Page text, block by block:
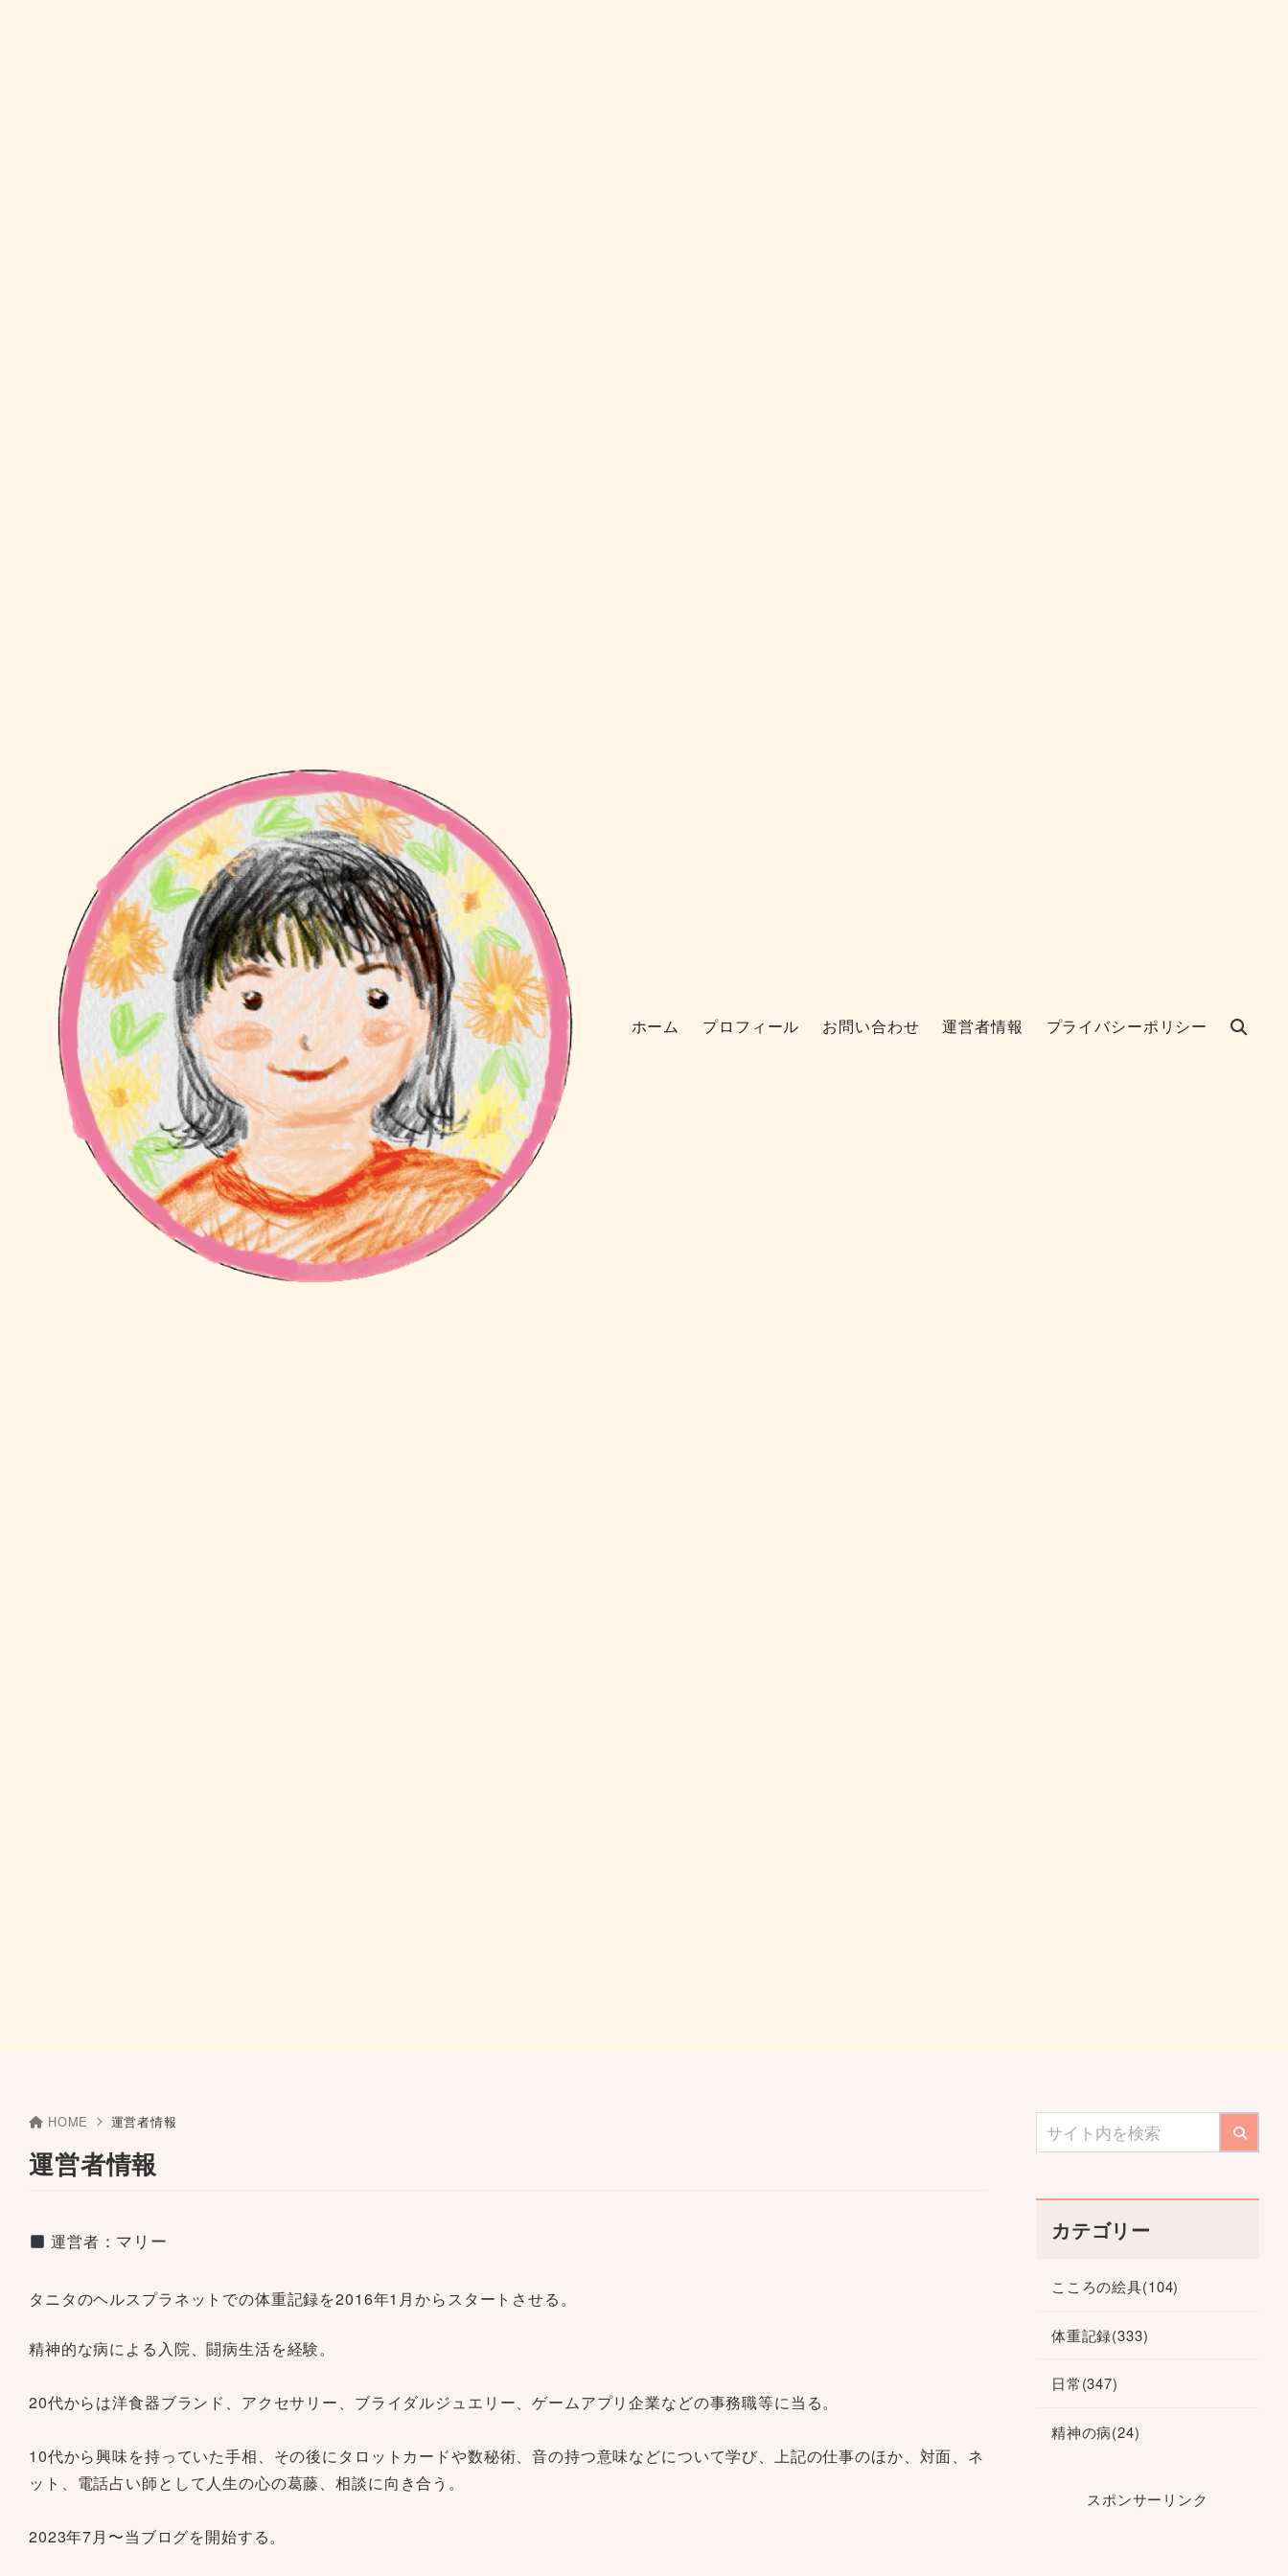
ホーム プロフィール お問い合わせ 運営者情報 プライバシーポリシー
HOME 運営者情報
運営者情報
運営者 ： マリー
タニタのヘルスプラネットでの体重記録を2016年1月からスタートさせる。
精神的な病による入院、闘病生活を経験。
20代からは洋食器ブランド、アクセサリー、ブライダルジュエリー、ゲームアプリ企業などの事務職等に当る。
10代から興味を持っていた手相、その後にタロットカードや数秘術、音の持つ意味などについて学び、上記の仕事のほか、対面、ネ
ット、電話占い師として人生の心の葛藤、相談に向き合う。
2023年7月〜当ブログを開始する。
カテゴリー
こころの絵具(104)
体重記録(333)
日常(347)
精神の病(24)
スポンサーリンク